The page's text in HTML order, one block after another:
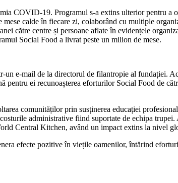
COVID-19. Programul s-a extins ulterior pentru
calde în fiecare zi, colaborând cu multiple
către centre și persoane aflate în evidențele
Social Food a livrat peste un milion de mese.
e-mail de la directorul de filantropie al fundației.
ei recunoașterea eforturilor Social Food de
comunităților prin susținerea educației
administrative fiind suportate de echipa trupei.
Central Kitchen, având un impact extins la nivel
efecte pozitive în viețile oamenilor, întărind